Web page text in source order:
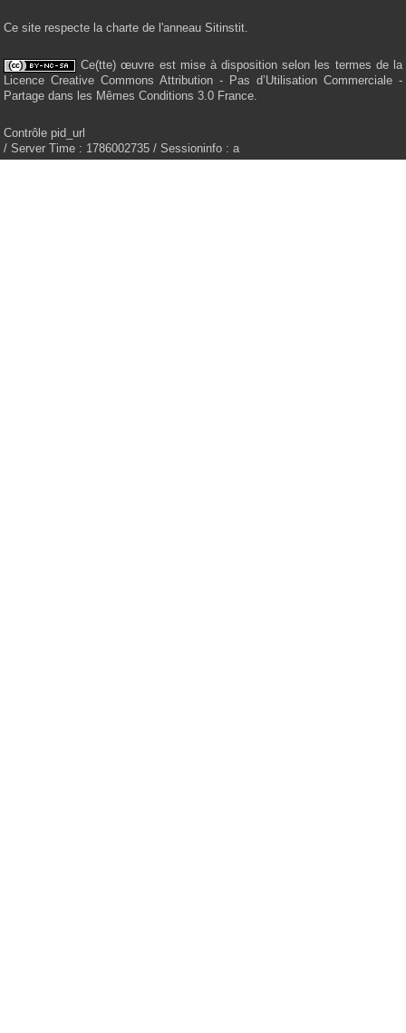
Ce site respecte la charte de l'anneau Sitinstit.
Ce(tte) œuvre est mise à disposition selon les termes de la
Licence Creative Commons Attribution - Pas d’Utilisation Commerciale -
Partage dans les Mêmes Conditions 3.0 France.
Contrôle pid_url
/ Server Time : 1786002735 / Sessioninfo : a